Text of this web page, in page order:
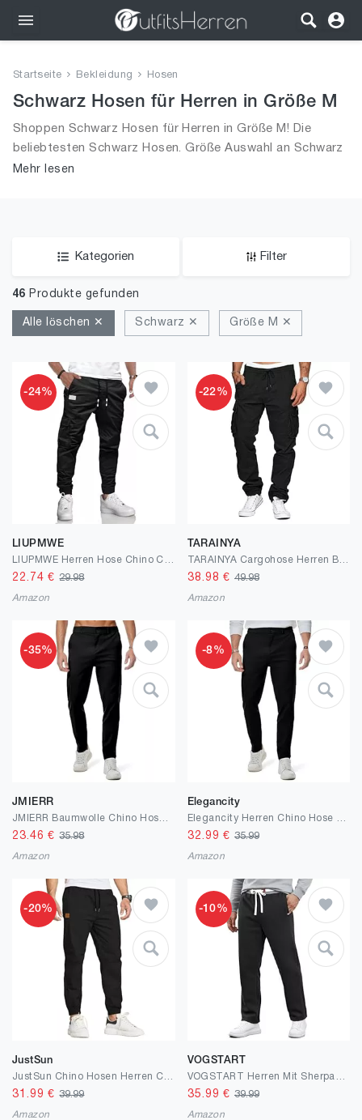
Bekleidung
Wäsche
Schuhe
Startseite Bekleidung Hosen
Schwarz Hosen für Herren in Größe M
Shoppen Schwarz Hosen für Herren in Größe M! Die
beliebtesten Schwarz Hosen. Größe Auswahl an Schwarz
Hosen in Größe M und alle Trends aus 2026 für Männer!
Mehr lesen
Kategorien Filter
46 Produkte gefunden
Alle löschen ✕ Schwarz ✕ Größe M ✕
-24%
LIUPMWE
22.74 €29.98
Amazon
-22%
TARAINYA
38.98 € 49.98
Amazon
-35%
JMIERR
23.46 €35.98
Amazon
-8%
Elegancity
32.99 € 35.99
Amazon
-20%
JustSun
31.99 €39.99
Amazon
-10%
VOGSTART
35.99 € 39.99
Amazon